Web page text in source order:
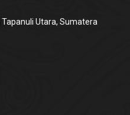
Tapanuli Utara, Sumatera